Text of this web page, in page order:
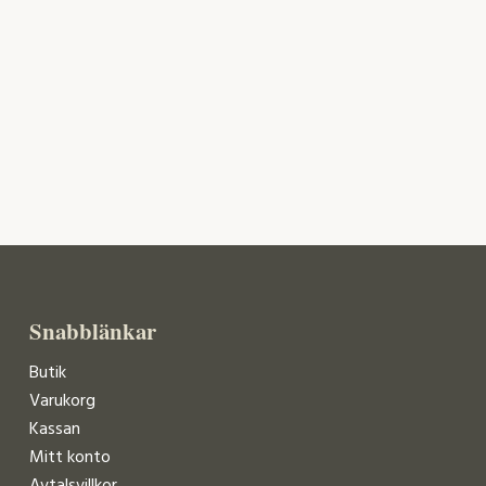
Snabblänkar
Butik
Varukorg
Kassan
Mitt konto